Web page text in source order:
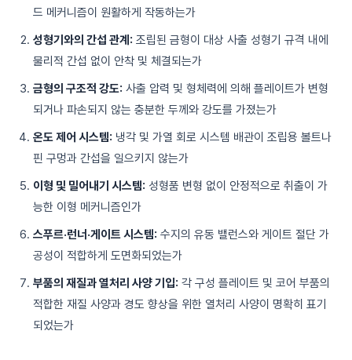
드 메커니즘이 원활하게 작동하는가
성형기와의 간섭 관계: 조립된 금형이 대상 사출 성형기 규격 내에
물리적 간섭 없이 안착 및 체결되는가
금형의 구조적 강도: 사출 압력 및 형체력에 의해 플레이트가 변형
되거나 파손되지 않는 충분한 두께와 강도를 가졌는가
온도 제어 시스템: 냉각 및 가열 회로 시스템 배관이 조립용 볼트나
핀 구멍과 간섭을 일으키지 않는가
이형 및 밀어내기 시스템: 성형품 변형 없이 안정적으로 취출이 가
능한 이형 메커니즘인가
스푸르·런너·게이트 시스템: 수지의 유동 밸런스와 게이트 절단 가
공성이 적합하게 도면화되었는가
부품의 재질과 열처리 사양 기입: 각 구성 플레이트 및 코어 부품의
적합한 재질 사양과 경도 향상을 위한 열처리 사양이 명확히 표기
되었는가